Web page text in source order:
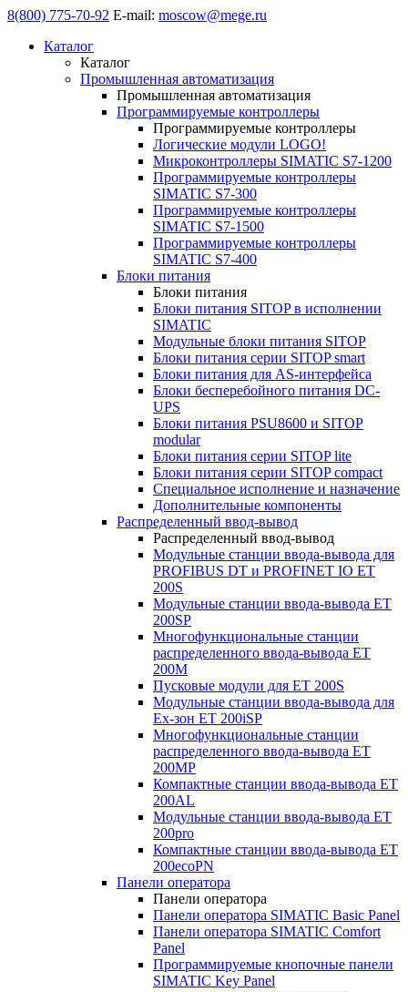
8(800) 775-70-92 E-mail: moscow@mege.ru
Каталог
Каталог
Промышленная автоматизация
Промышленная автоматизация
Программируемые контроллеры
Программируемые контроллеры
Логические модули LOGO!
Микроконтроллеры SIMATIC S7-1200
Программируемые контроллеры
SIMATIC S7-300
Программируемые контроллеры
SIMATIC S7-1500
Программируемые контроллеры
SIMATIC S7-400
Блоки питания
Блоки питания
Блоки питания SITOP в исполнении
SIMATIC
Модульные блоки питания SITOP
Блоки питания серии SITOP smart
Блоки питания для AS-интерфейса
Блоки бесперебойного питания DC-
UPS
Блоки питания PSU8600 и SITOP
modular
Блоки питания серии SITOP lite
Блоки питания серии SITOP compact
Специальное исполнение и назначение
Дополнительные компоненты
Распределенный ввод-вывод
Распределенный ввод-вывод
Модульные станции ввода-вывода для
PROFIBUS DT и PROFINET IO ET
200S
Модульные станции ввода-вывода ET
200SP
Многофункциональные станции
распределенного ввода-вывода ET
200M
Пусковые модули для ET 200S
Модульные станции ввода-вывода для
Ex-зон ET 200iSP
Многофункциональные станции
распределенного ввода-вывода ET
200MP
Компактные станции ввода-вывода ET
200AL
Модульные станции ввода-вывода ET
200pro
Компактные станции ввода-вывода ET
200ecoPN
Панели оператора
Панели оператора
Панели оператора SIMATIC Basic Panel
Панели оператора SIMATIC Comfort
Panel
Программируемые кнопочные панели
SIMATIC Key Panel